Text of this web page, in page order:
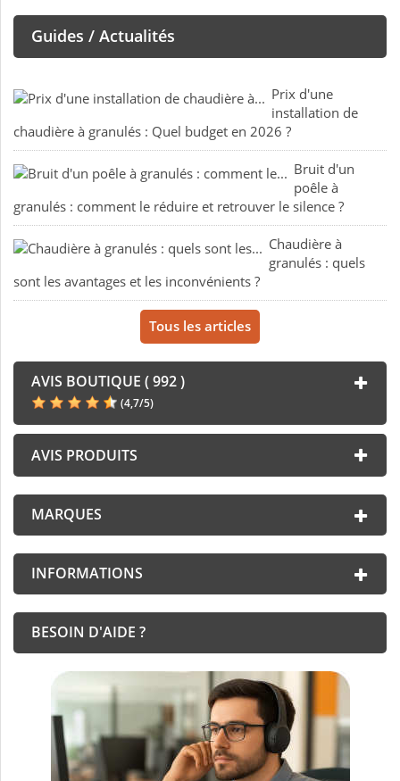
Guides / Actualités
Prix d'une
installation de
chaudière à granulés : Quel budget en 2026 ?
Bruit d'un
poêle à
granulés : comment le réduire et retrouver le silence ?
Chaudière à
granulés : quels
sont les avantages et les inconvénients ?
Tous les articles
AVIS BOUTIQUE ( 992 )
(4,7/5)
AVIS PRODUITS
MARQUES
INFORMATIONS
BESOIN D'AIDE ?